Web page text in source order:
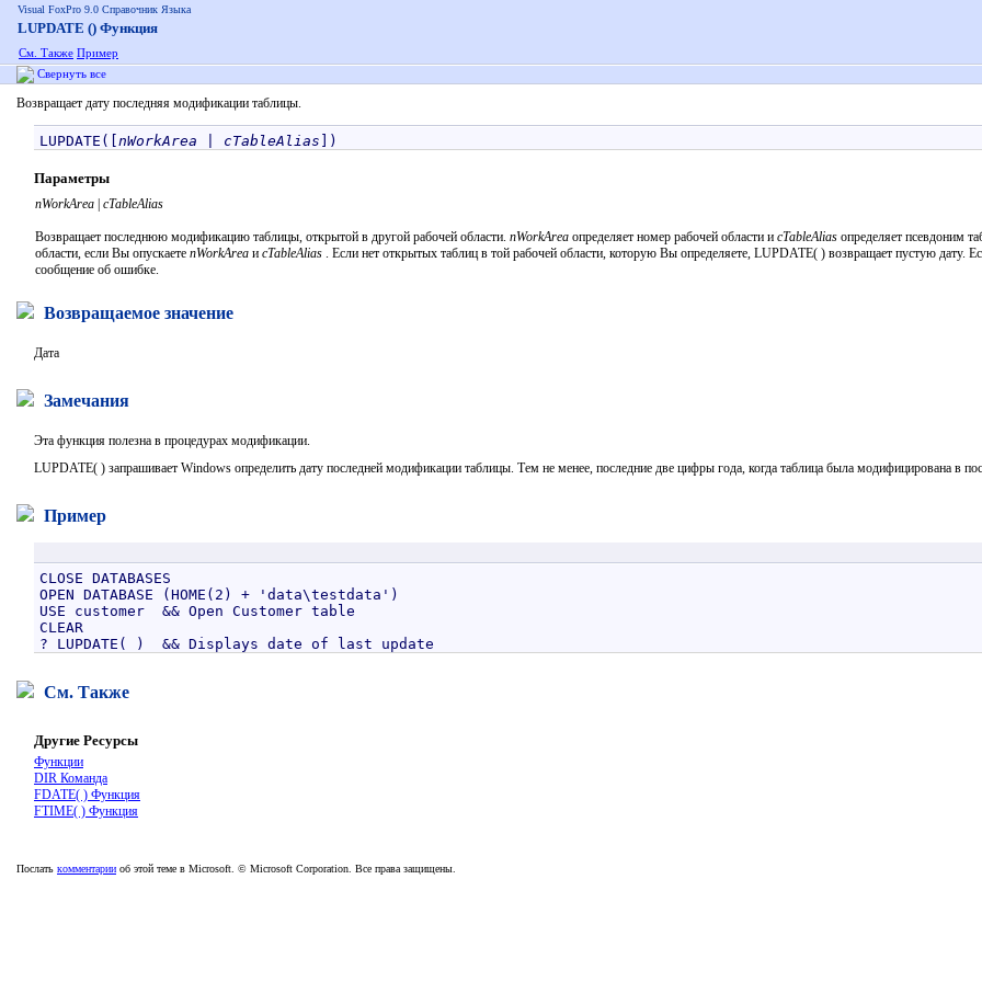
Visual FoxPro 9.0 Справочник Языка
LUPDATE () Функция
См. Также Пример
Свернуть все
Возвращает дату последняя модификации таблицы.
LUPDATE([ nWorkArea cTableAlias
Параметры
nWorkArea | cTableAlias
Возвращает последнюю модификацию таблицы, открытой в другой рабочей области. nWorkArea определяет номер рабочей области и cTableAlias определяет псевдоним
области, если Вы опускаете nWorkArea и cTableAlias
. Если нет открытых таблиц в той рабочей области, которую Вы определяете, LUPDATE( ) возвращает пустую
сообщение об ошибке.
Возвращаемое значение
Дата
Замечания
Эта функция полезна в процедурах модификации.
LUPDATE( ) запрашивает Windows определить дату последней модификации таблицы. Тем не менее, последние две цифры года, когда таблица была модифицирована в
Пример
CLOSE DATABASES
OPEN DATABASE (HOME(2) + 'data\testdata')
USE customer  && Open Customer table
CLEAR
См. Также
Другие Ресурсы
Функции
DIR Команда
FDATE( ) Функция
FTIME( ) Функция
Послать комментарии об этой теме в Microsoft. © Microsoft Corporation. Все права защищены.